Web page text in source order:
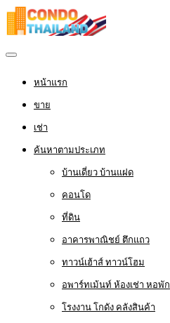
หน้าแรก
ขาย
เช่า
ค้นหาตามประเภท
บ้านเดี่ยว บ้านแฝด
คอนโด
ที่ดิน
อาคารพาณิชย์ ตึกแถว
ทาวน์เฮ้าส์ ทาวน์โฮม
อพาร์ทเม้นท์ ห้องเช่า หอพัก
โรงงาน โกดัง คลังสินค้า